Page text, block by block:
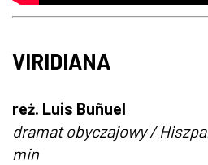
VIRIDIANA
reż. Luis Buñuel
dramat obyczajowy /
min